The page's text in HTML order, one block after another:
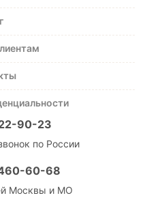
90-23
по России
60-68
Москвы и МО